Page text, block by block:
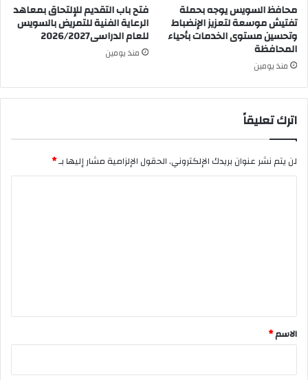
محافظ السويس يوجه بحملة
تفتيش موسعة لتعزيز الإنضباط
وتحسين مستوى الخدمات بأحياء
المحافظة
منذ يومين
فتح باب التقديم للإلتحاق بمعاهد
الرعاية الفنية للتمريض بالسويس
للعام الدراسى2026/2027
منذ يومين
اترك تعليقاً
لن يتم نشر عنوان بريدك الإلكتروني.الحقول الإلزامية مشار إليها بـ*
*
الاسم*